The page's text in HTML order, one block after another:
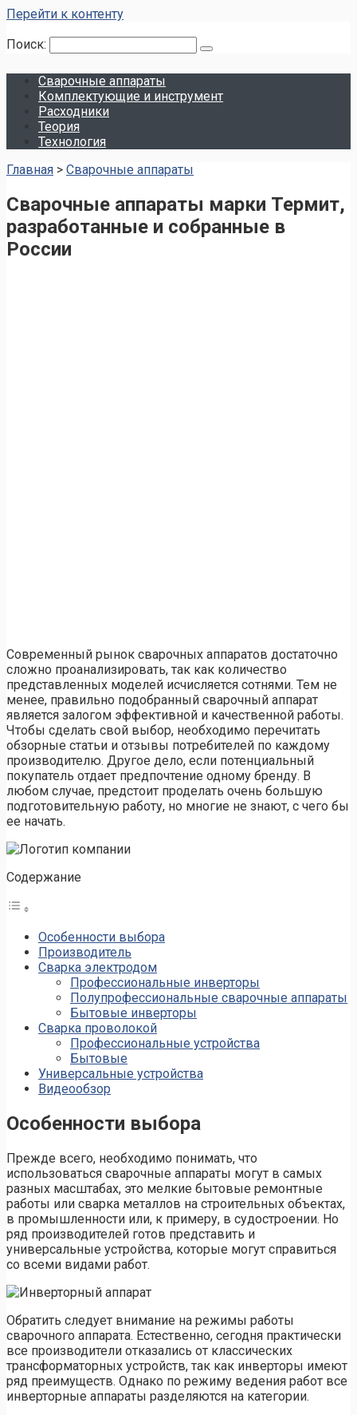
Перейти к контенту
Поиск:
Сварочные аппараты
Комплектующие и инструмент
Расходники
Теория
Технология
Главная > Сварочные аппараты
Сварочные аппараты марки Термит,
разработанные и собранные в
России
Современный рынок сварочных аппаратов достаточно
сложно проанализировать, так как количество
представленных моделей исчисляется сотнями. Тем не
менее, правильно подобранный сварочный аппарат
является залогом эффективной и качественной работы.
Чтобы сделать свой выбор, необходимо перечитать
обзорные статьи и отзывы потребителей по каждому
производителю. Другое дело, если потенциальный
покупатель отдает предпочтение одному бренду. В
любом случае, предстоит проделать очень большую
подготовительную работу, но многие не знают, с чего бы
ее начать.
Содержание
Особенности выбора
Производитель
Сварка электродом
Профессиональные инверторы
Полупрофессиональные сварочные аппараты
Бытовые инверторы
Сварка проволокой
Профессиональные устройства
Бытовые
Универсальные устройства
Видеообзор
Особенности выбора
Прежде всего, необходимо понимать, что
использоваться сварочные аппараты могут в самых
разных масштабах, это мелкие бытовые ремонтные
работы или сварка металлов на строительных объектах,
в промышленности или, к примеру, в судостроении. Но
ряд производителей готов представить и
универсальные устройства, которые могут справиться
со всеми видами работ.
Обратить следует внимание на режимы работы
сварочного аппарата. Естественно, сегодня практически
все производители отказались от классических
трансформаторных устройств, так как инверторы имеют
ряд преимуществ. Однако по режиму ведения работ все
инверторные аппараты разделяются на категории.